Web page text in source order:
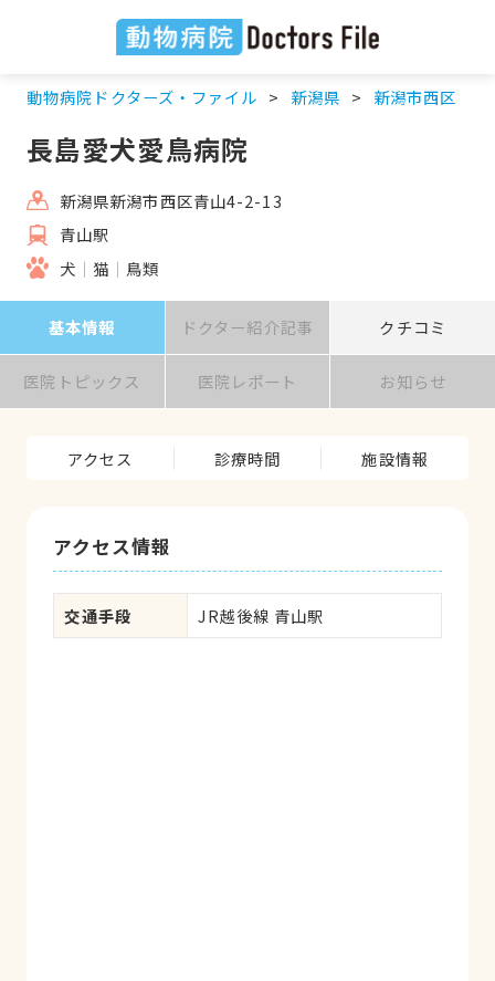
動物病院ドクターズ・ファイル 新潟県 新潟市西区
長島愛犬愛鳥病院
新潟県新潟市西区青山4-2-13
青山駅
犬
猫 鳥類
基本情報 ドクター紹介記事 クチコミ
医院トピックス 医院レポート お知らせ
アクセス 診療時間 施設情報
アクセス情報
交通手段 JR越後線 青山駅